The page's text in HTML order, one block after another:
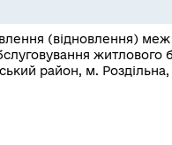
(відновлення) меж
житлового
район, м. Роздільна,